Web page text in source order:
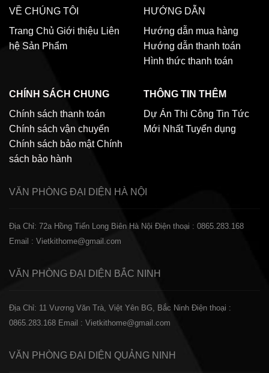
VỀ CHÚNG TÔI
Trang Chủ Giới thiệu Liên
hệ Sản Phẩm
HƯỚNG DẪN
Hướng dẫn mua hàng
Hướng dẫn thanh toán
Hình thức thanh toán
CHÍNH SÁCH CHUNG
Chính sách thanh toán
Chính sách vận chuyển
Chính sách bảo mật Chính
sách bảo hành
THÔNG TIN THÊM
Dự Án Thi Công Tin Tức
Mới Nhất Tuyển dụng
VĂN PHÒNG ĐẠI DIỆN HÀ NỘI
Địa Chỉ: 72a Hồng Tiến Long Biên Hà Nội Điện thoại : 0865.283.168
Email : Vietkithome@gmail.com
VĂN PHÒNG ĐẠI DIỆN BẮC NINH
Địa Chỉ: 11 Vương Văn Trà, Việt Yên BG, Bắc Ninh Điện thoại :
0865.283.168 Email : Vietkithome@gmail.com
VĂN PHÒNG ĐẠI DIỆN QUẢNG NINH